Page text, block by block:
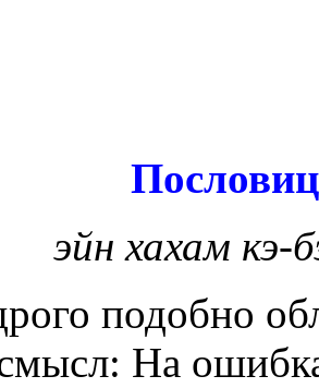
эйн хахам кэ-
подобно
На